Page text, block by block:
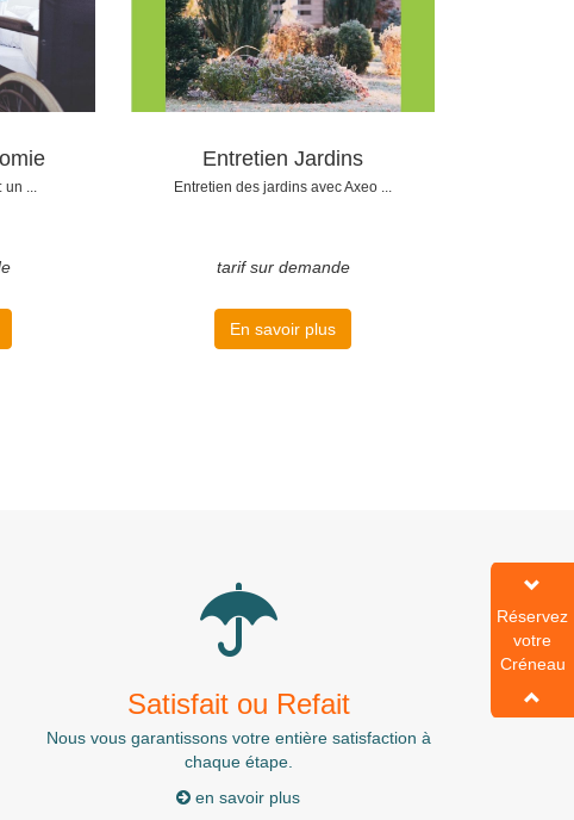
un ...
Entretien Jardins
Entretien des jardins avec Axeo ...
tarif sur demande
En savoir plus
Réservez
votre
Créneau
Réservez
votre
Créneau
Satisfait ou Refait
Nous vous garantissons votre entière satisfaction à
chaque étape.
en savoir plus